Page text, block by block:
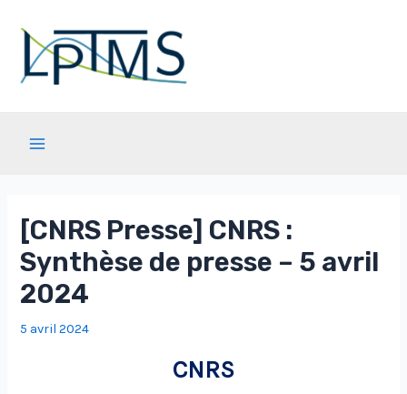
contenu
[CNRS Presse] CNRS :
Synthèse de presse – 5 avril
2024
5 avril 2024
CNRS